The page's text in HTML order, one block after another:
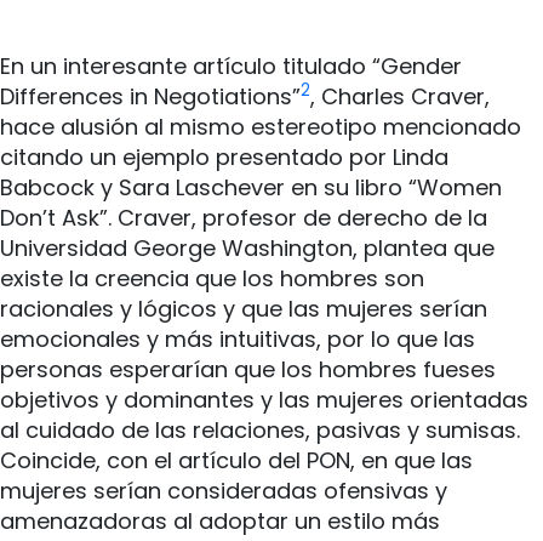
En un interesante artículo titulado “Gender
Differences in Negotiations”2, Charles Craver,
hace alusión al mismo estereotipo mencionado
citando un ejemplo presentado por Linda
Babcock y Sara Laschever en su libro “Women
Don’t Ask”. Craver, profesor de derecho de la
Universidad George Washington, plantea que
existe la creencia que los hombres son
racionales y lógicos y que las mujeres serían
emocionales y más intuitivas, por lo que las
personas esperarían que los hombres fueses
objetivos y dominantes y las mujeres orientadas
al cuidado de las relaciones, pasivas y sumisas.
Coincide, con el artículo del PON, en que las
mujeres serían consideradas ofensivas y
amenazadoras al adoptar un estilo más